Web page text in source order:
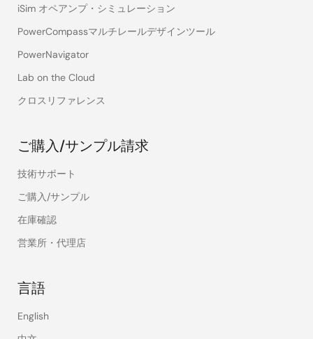
iSim オペアンプ・シミュレーション
PowerCompassマルチレールデザインツール
PowerNavigator
Lab on the Cloud
クロスリファレンス
ご購入/サンプル請求
技術サポート
ご購入/サンプル
在庫確認
営業所・代理店
言語
English